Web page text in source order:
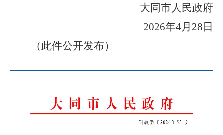
大同市人民政府
2026年4月28日
（此件公开发布）